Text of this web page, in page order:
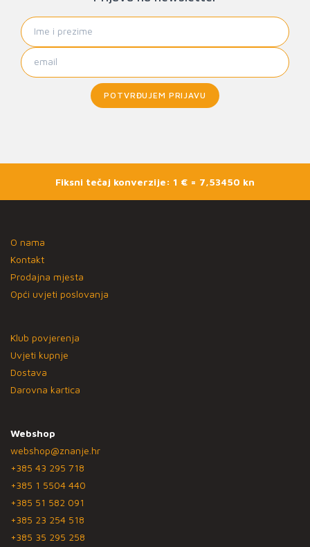
POTVRĐUJEM PRIJAVU
Fiksni tečaj konverzije: 1 € = 7,53450 kn
O nama
Kontakt
Prodajna mjesta
Opći uvjeti poslovanja
Klub povjerenja
Uvjeti kupnje
Dostava
Darovna kartica
Webshop
webshop@znanje.hr
+385 43 295 718
+385 1 5504 440
+385 51 582 091
+385 23 254 518
+385 35 295 258